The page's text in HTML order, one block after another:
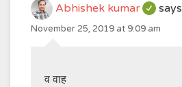
Abhishek kumar
November 25, 2019 at 9:09 am
व वाह